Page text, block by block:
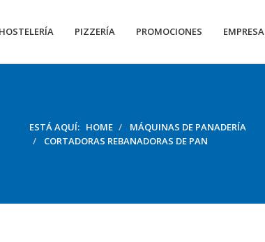
HOSTELERÍA PIZZERÍA PROMOCIONES EMPRESA
ESTÁ AQUÍ: HOME
MÁQUINAS DE PANADERÍA
CORTADORAS REBANADORAS DE PAN